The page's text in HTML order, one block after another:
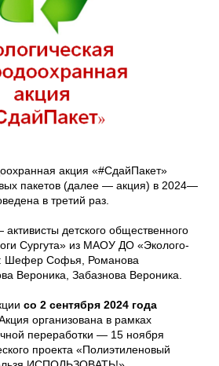
акция «#СдайПакет»
пакетов (далее — акция) в 2024—
в третий раз.
детского общественного
Сургута» из МАОУ ДО «Эколого-
Шефер Софья, Романова
Вероника, Забазнова Вероника.
со 2 сентября 2024 года
организована в рамках
переработки — 15 ноября
проекта «Полиэтиленовый